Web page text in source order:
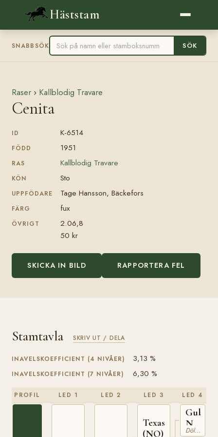
Häststam
SNABBSÖK SÖK
Raser › Kallblodig Travare
Cenita
ID K-6514
FÖDD 1951
RAS Kallblodig Travare
KÖN Sto
UPPFÖDARE Tage Hansson, Bäckefors
FÄRG fux
ÖVRIGT
2.06,8
50 kr
SKICKA IN BILD RAPPORTERA FEL
Stamtavla SKRIV UT / DELA
INAVELSKOEFFICIENT (4 NIVÅER) 3,13 %
INAVELSKOEFFICIENT (7 NIVÅER) 6,30 %
PROFIL LED 1 LED 2 LED 3
Texas
(NO)
LED 4
Gubben
N
Dölehäst